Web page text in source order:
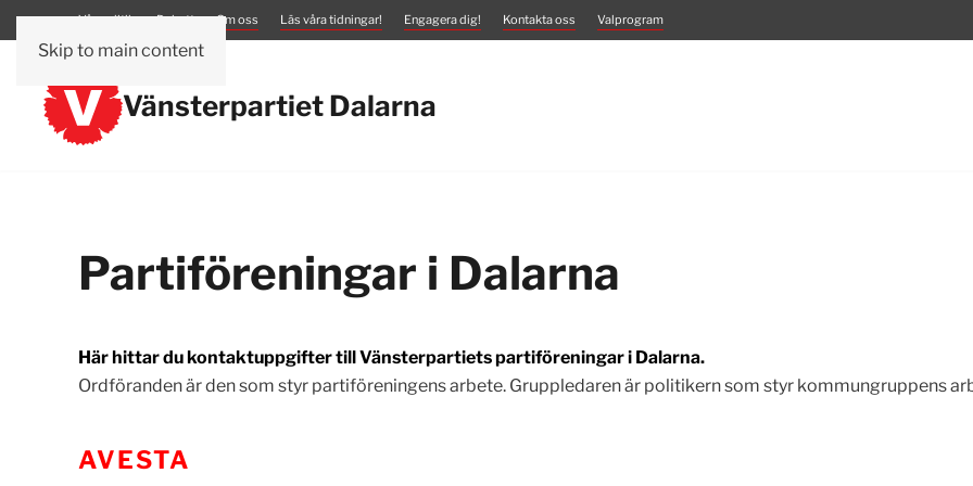
Skip to main content
Vår politik Debatt Om oss Läs våra tidningar! Engagera dig! Kontakta oss Valprogram
Vänsterpartiet Dalarna
Partiföreningar i Dalarna
Här hittar du kontaktuppgifter till Vänsterpartiets partiföreningar i Dalarna.
Ordföranden är den som styr partiföreningens arbete. Gruppledaren är politikern som styr kommungruppens
AVESTA